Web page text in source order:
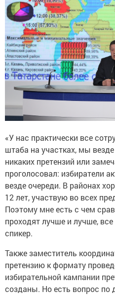
«У нас практически все
штаба на участках, мы
никаких претензий или
проголосовал: избиратели
везде очереди. В районах
12 лет, участвую во всех
Поэтому мне есть с чем
проходят лучше и лучше,
спикер.
Также заместитель
претензию к формату
избирательной кампании
созданы. Но есть вопрос по